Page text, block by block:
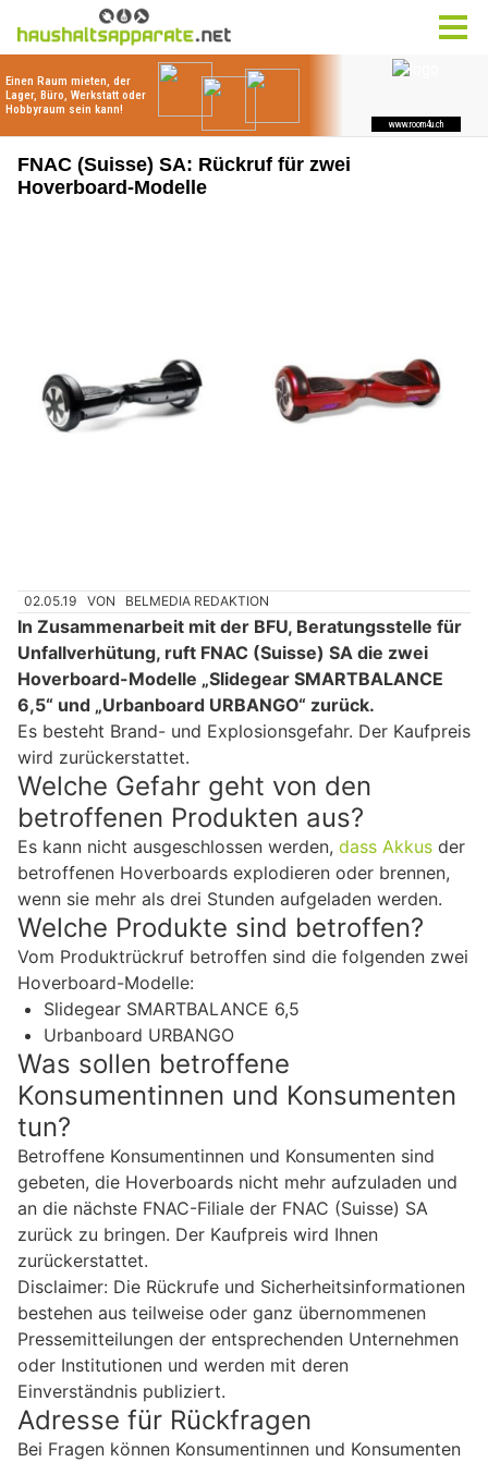
FNAC (Suisse) SA: Rückruf für zwei
Hoverboard-Modelle
02.05.19 VON BELMEDIA REDAKTION
In Zusammenarbeit mit der BFU, Beratungsstelle für
Unfallverhütung, ruft FNAC (Suisse) SA die zwei
Hoverboard-Modelle „Slidegear SMARTBALANCE
6,5“ und „Urbanboard URBANGO“ zurück.
Es besteht Brand- und Explosionsgefahr. Der Kaufpreis
wird zurückerstattet.
Welche Gefahr geht von den
betroffenen Produkten aus?
Es kann nicht ausgeschlossen werden, dass Akkus der
betroffenen Hoverboards explodieren oder brennen,
wenn sie mehr als drei Stunden aufgeladen werden.
Welche Produkte sind betroffen?
Vom Produktrückruf betroffen sind die folgenden zwei
Hoverboard-Modelle:
Slidegear SMARTBALANCE 6,5
Urbanboard URBANGO
Was sollen betroffene
Konsumentinnen und Konsumenten
tun?
Betroffene Konsumentinnen und Konsumenten sind
gebeten, die Hoverboards nicht mehr aufzuladen und
an die nächste FNAC-Filiale der FNAC (Suisse) SA
zurück zu bringen. Der Kaufpreis wird Ihnen
zurückerstattet.
Disclaimer: Die Rückrufe und Sicherheitsinformationen
bestehen aus teilweise oder ganz übernommenen
Pressemitteilungen der entsprechenden Unternehmen
oder Institutionen und werden mit deren
Einverständnis publiziert.
Adresse für Rückfragen
Bei Fragen können Konsumentinnen und Konsumenten